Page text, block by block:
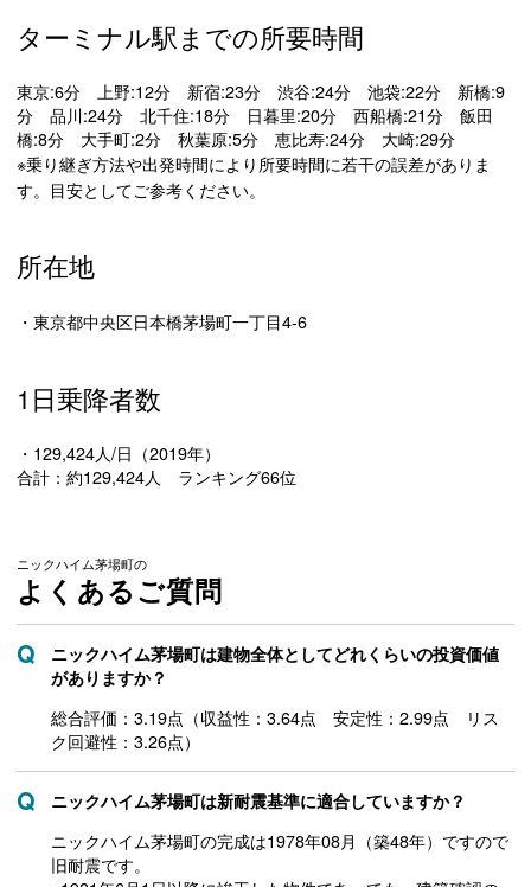
ターミナル駅までの所要時間
東京:6分 上野:12分 新宿:23分 渋谷:24分 池袋:22分 新橋:9
分 品川:24分 北千住:18分 日暮里:20分 西船橋:21分 飯田
橋:8分 大手町:2分 秋葉原:5分 恵比寿:24分 大崎:29分
※乗り継ぎ方法や出発時間により所要時間に若干の誤差がありま
す。目安としてご参考ください。
所在地
・東京都中央区日本橋茅場町一丁目4-6
1日乗降者数
・129,424人/日（2019年）
合計：約129,424人 ランキング66位
ニックハイム茅場町の
よくあるご質問
ニックハイム茅場町は建物全体としてどれくらいの投資価値
がありますか？
総合評価：3.19点（収益性：3.64点 安定性：2.99点 リス
ク回避性：3.26点）
ニックハイム茅場町は新耐震基準に適合していますか？
ニックハイム茅場町の完成は1978年08月（築48年）ですので
旧耐震です。